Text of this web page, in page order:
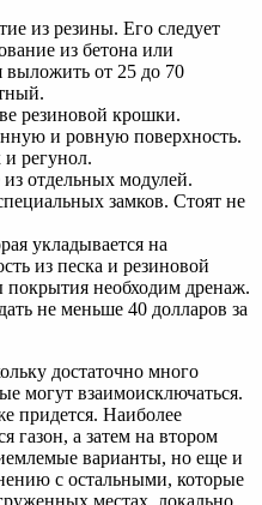
из резины. Его следует
из бетона или
выложить от 25 до 70
резиновой крошки.
и ровную поверхность.
и регунол.
отдельных модулей.
замков. Стоят не
укладывается на
из песка и резиновой
необходим дренаж.
не меньше 40 долларов за
достаточно много
могут взаимоисключаться.
придется. Наиболее
газон, а затем на втором
варианты, но еще и
с остальными, которые